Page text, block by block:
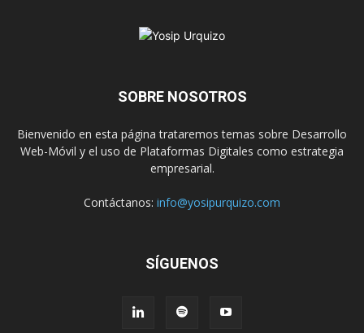
SOBRE NOSOTROS
Bienvenido en esta página trataremos temas sobre Desarrollo
Web-Móvil y el uso de Plataformas Digitales como estrategia
empresarial.
Contáctanos: info@yosipurquizo.com
SÍGUENOS